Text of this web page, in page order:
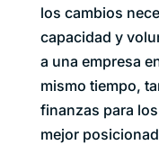
los cambios
capacidad y
a una empresa
mismo tiempo,
finanzas para
mejor